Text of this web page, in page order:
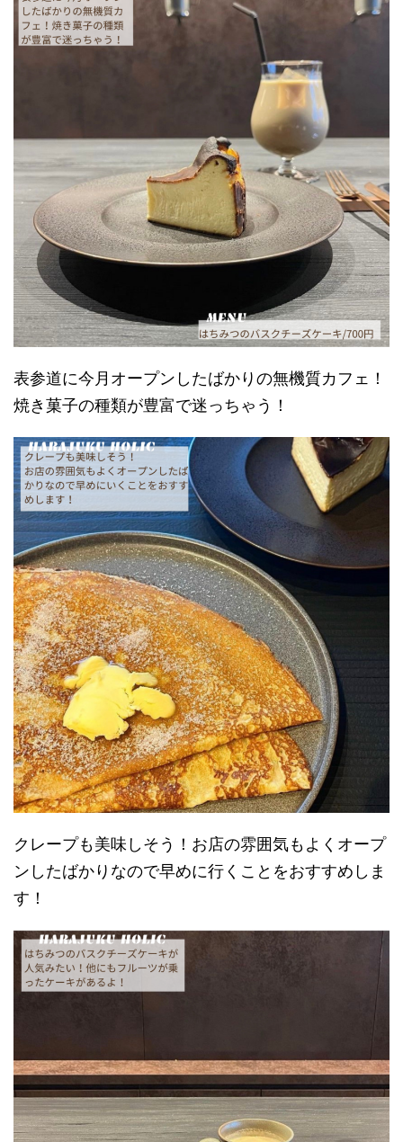
表参道に今月オープンしたばかりの無機質カフェ！
焼き菓子の種類が豊富で迷っちゃう！
クレープも美味しそう！お店の雰囲気もよくオープ
ンしたばかりなので早めに行くことをおすすめしま
す！